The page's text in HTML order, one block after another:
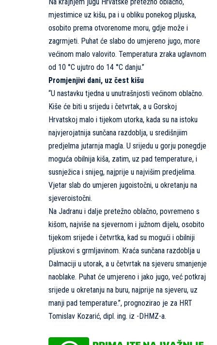
mjestimice uz kišu, pa i u obliku ponekog pljuska,
osobito prema otvorenome moru, gdje može i
zagrmjeti. Puhat će slabo do umjereno jugo, more
većinom malo valovito. Temperatura zraka uglavnom
od 10 °C ujutro do 14 °C danju.”
Promjenjivi dani, uz čest kišu
“U nastavku tjedna u unutrašnjosti većinom oblačno.
Kiše će biti u srijedu i četvrtak, a u Gorskoj
Hrvatskoj malo i tijekom utorka, kada su na istoku
najvjerojatnija sunčana razdoblja, u središnjiim
predjelma jutarnja magla. U srijedu u gorju ponegdje
moguća obilnija kiša, zatim, uz pad temperature, i
susnježica i snijeg, najprije u najvišim predjelima.
Vjetar slab do umjeren jugoistočni, u okretanju na
sjeveroistočni.
Na Jadranu i dalje pretežno oblačno, povremeno s
kišom, najviše na sjevernom i južnom dijelu, osobito
tijekom srijede i četvrtka, kad su mogući i obilniji
pljuskovi s grmljavinom. Kraća sunčana razdoblja u
Dalmaciji u utorak, a u četvrtak na sjeveru smanjenje
naoblake. Puhat će umjereno i jako jugo, već potkraj
srijede u okretanju na buru, najprije na sjeveru, uz
manji pad temperature.”, prognozirao je za HRT
Tomislav Kozarić, dipl. ing. iz -DHMZ-a.